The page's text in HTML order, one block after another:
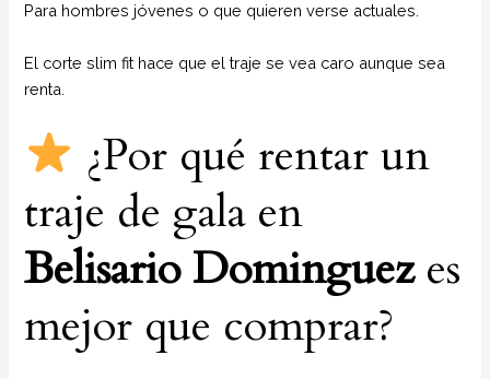
Para hombres jóvenes o que quieren verse actuales.
El corte slim fit hace que el traje se vea caro aunque sea
renta.
¿Por qué rentar un
traje de gala en
Belisario Dominguez es
mejor que comprar?